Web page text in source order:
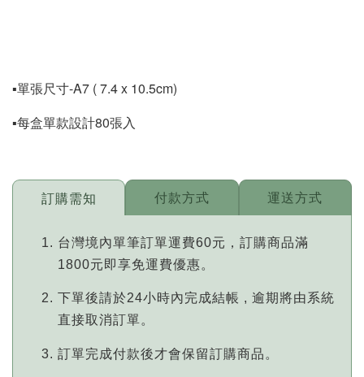
▪️單張尺寸-A7 ( 7.4 x 10.5cm)
▪️每盒單款設計80張入
訂購需知
台灣境內單筆訂單運費60元，訂購商品滿
1800元即享免運費優惠。
下單後請於24小時內完成結帳 , 逾期將由系統
直接取消訂單。
訂單完成付款後才會保留訂購商品。
付款方式 運送方式